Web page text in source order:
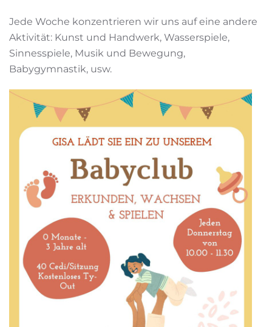
Jede Woche konzentrieren wir uns auf eine andere
Aktivität: Kunst und Handwerk, Wasserspiele,
Sinnesspiele, Musik und Bewegung,
Babygymnastik, usw.